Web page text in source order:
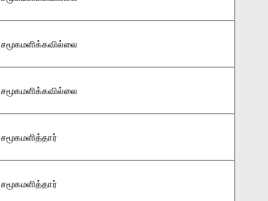
சமூகமளிக்கவில்லை
சமூகமளிக்கவில்லை
சமூகமளித்தார்
சமூகமளித்தார்